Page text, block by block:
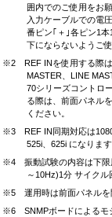
囲内でのご使用をお
入力ケーブルでの電
番ピン｢＋｣各ピン1
下にならないようご
※2 REF INを使用する際は
MASTER、LINE
70シリーズコントロ
る際は、前面パネル
ください。
※3 REF IN同期対応は
525i、625i になりま
※4 振動試験の内容は下限
～10Hz)1分 サイク
※5 運用時は前面パネルを
※6 SNMPボードによるモ